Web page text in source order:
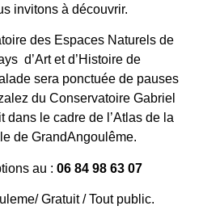
invitons à découvrir.
des Espaces Naturels de
d’Art et d’Histoire de
sera ponctuée de pauses
du Conservatoire Gabriel
dans le cadre de l’Atlas de la
de GrandAngoulême.
au : 06 84 98 63 07
Gratuit / Tout public.